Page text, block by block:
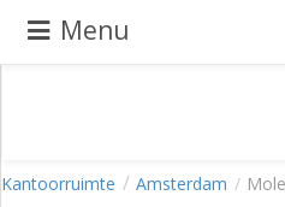
Menu
aanbieden
Pand
Kantoorruimte Amsterdam